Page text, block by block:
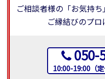
ご相談者様の「お気持ち
ご縁結びのプロ
050-
10:00-19:00（